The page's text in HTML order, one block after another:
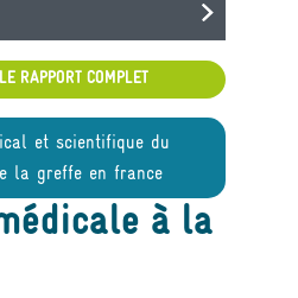
RAPPORT COMPLET
et scientifique du
la greffe en france
à la